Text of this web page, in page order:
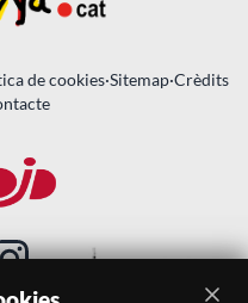
de cookies·Sitemap·Crèdits